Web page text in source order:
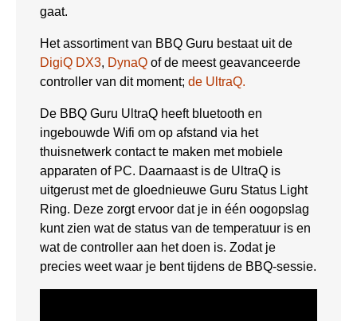
gaat.
Het assortiment van BBQ Guru bestaat uit de
DigiQ DX3, DynaQ of de meest geavanceerde
controller van dit moment; de UltraQ.
De BBQ Guru UltraQ heeft bluetooth en
ingebouwde Wifi om op afstand via het
thuisnetwerk contact te maken met mobiele
apparaten of PC. Daarnaast is de UltraQ is
uitgerust met de gloednieuwe Guru Status Light
Ring. Deze zorgt ervoor dat je in één oogopslag
kunt zien wat de status van de temperatuur is en
wat de controller aan het doen is. Zodat je
precies weet waar je bent tijdens de BBQ-sessie.